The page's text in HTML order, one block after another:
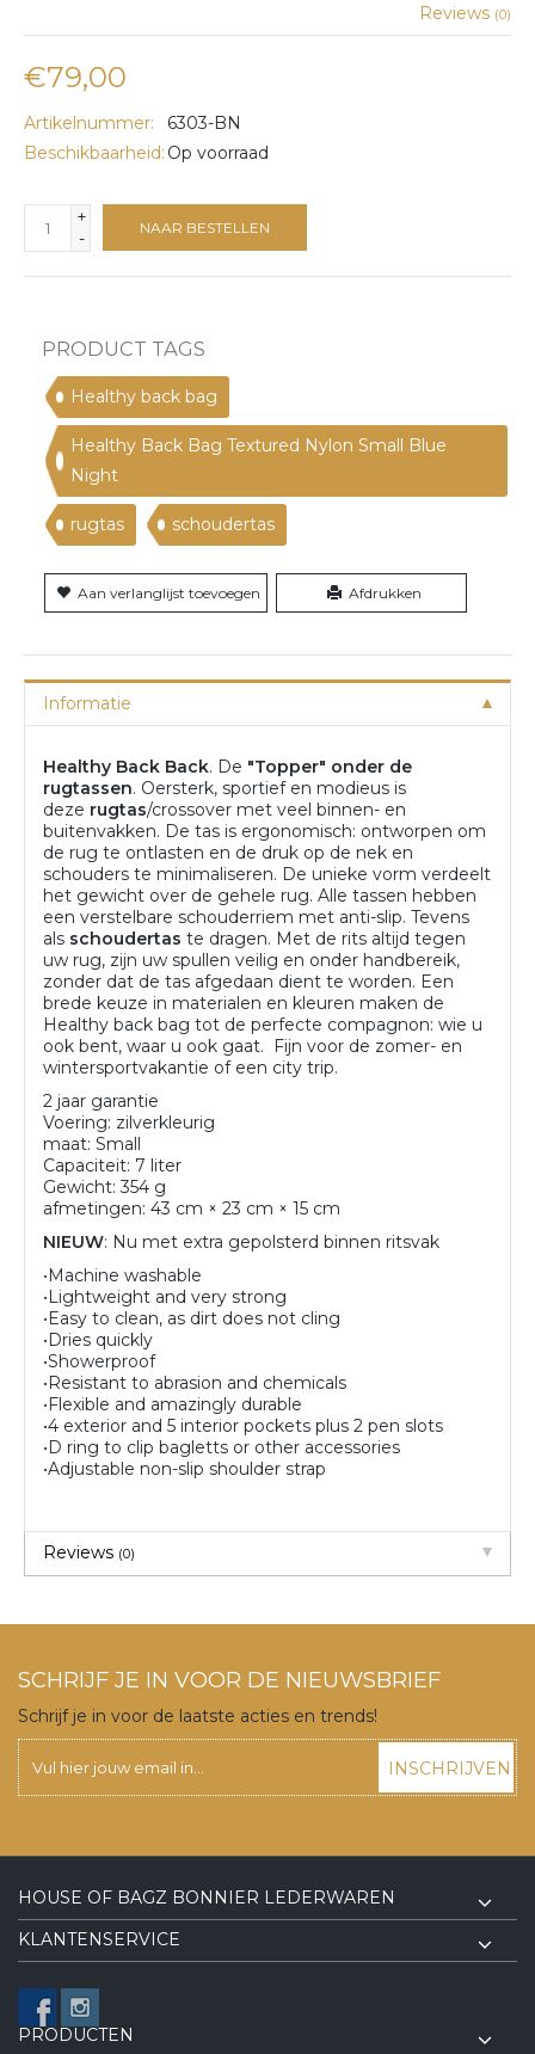
Reviews (0)
€79,00
Artikelnummer:
6303-BN
Beschikbaarheid: Op voorraad
+
-
NAAR BESTELLEN
PRODUCT TAGS
Healthy back bag
Healthy Back Bag Textured Nylon Small Blue
Night
rugtas schoudertas
Aan verlanglijst toevoegen Afdrukken
Informatie
Healthy Back Back. De "Topper" onder de
rugtassen. Oersterk, sportief en modieus is
deze rugtas/crossover met veel binnen- en
buitenvakken. De tas is ergonomisch: ontworpen om
de rug te ontlasten en de druk op de nek en
schouders te minimaliseren. De unieke vorm verdeelt
het gewicht over de gehele rug. Alle tassen hebben
een verstelbare schouderriem met anti-slip. Tevens
als schoudertas te dragen. Met de rits altijd tegen
uw rug, zijn uw spullen veilig en onder handbereik,
zonder dat de tas afgedaan dient te worden. Een
brede keuze in materialen en kleuren maken de
Healthy back bag tot de perfecte compagnon: wie u
ook bent, waar u ook gaat. Fijn voor de zomer- en
wintersportvakantie of een city trip.
2 jaar garantie
Voering: zilverkleurig
maat: Small
Capaciteit: 7 liter
Gewicht: 354 g
afmetingen: 43 cm × 23 cm × 15 cm
NIEUW: Nu met extra gepolsterd binnen ritsvak
•Machine washable
•Lightweight and very strong
•Easy to clean, as dirt does not cling
•Dries quickly
•Showerproof
•Resistant to abrasion and chemicals
•Flexible and amazingly durable
•4 exterior and 5 interior pockets plus 2 pen slots
•D ring to clip bagletts or other accessories
•Adjustable non-slip shoulder strap
Reviews (0)
SCHRIJF JE IN VOOR DE NIEUWSBRIEF
Schrijf je in voor de laatste acties en trends!
INSCHRIJVEN
HOUSE OF BAGZ BONNIER LEDERWAREN
KLANTENSERVICE
PRODUCTEN